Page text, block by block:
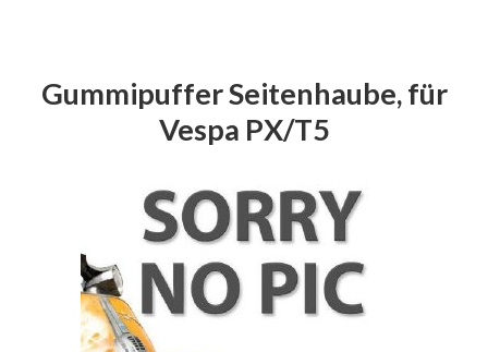
Gummipuffer Seitenhaube, für
Vespa PX/T5